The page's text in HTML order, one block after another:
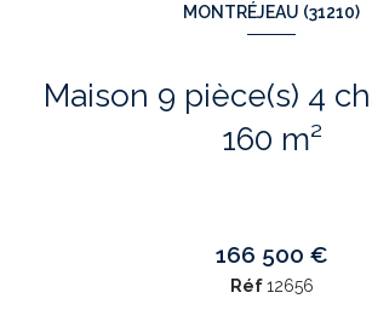
MONTRÉJEAU (31210)
Maison 9 pièce(s) 4 chambre(s)
160 m²
166 500 €
Réf12656